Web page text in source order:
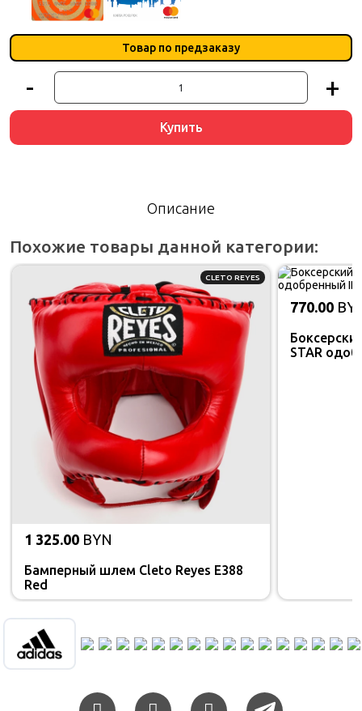
Товар по предзаказу
- +
Купить
Описание
Похожие товары данной категории:
CLETO REYES
1 325.00 BYN
Бамперный шлем Cleto Reyes E388
Red
770.00
STAR